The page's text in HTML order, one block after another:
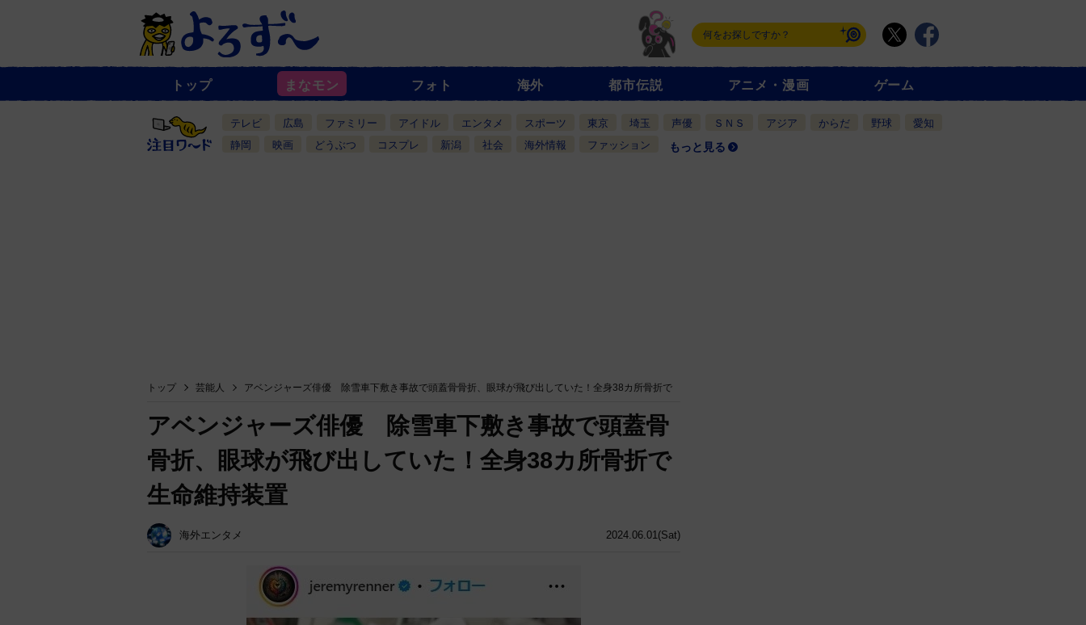
ュ
一
覧
トップ まなモン フォト 海外 都市伝説 アニメ・漫画 ゲーム
テレビ 広島 ファミリー アイドル エンタメ スポーツ 東京 埼玉 声優 ＳＮＳ アジア からだ 野球
愛知
静岡
映画 どうぶつ コスプレ 新潟 社会 海外情報 ファッション もっと見る
トップ 芸能人 アベンジャーズ俳優 除雪車下敷き事故で頭蓋骨骨折、眼球が飛び出していた！全身38カ所骨折で
2024.06.01(Sat)
アベンジャーズ俳優 除雪車下敷き事故で頭蓋骨
骨折、眼球が飛び出していた！全身38カ所骨折で
生命維持装置
海外エンタメ